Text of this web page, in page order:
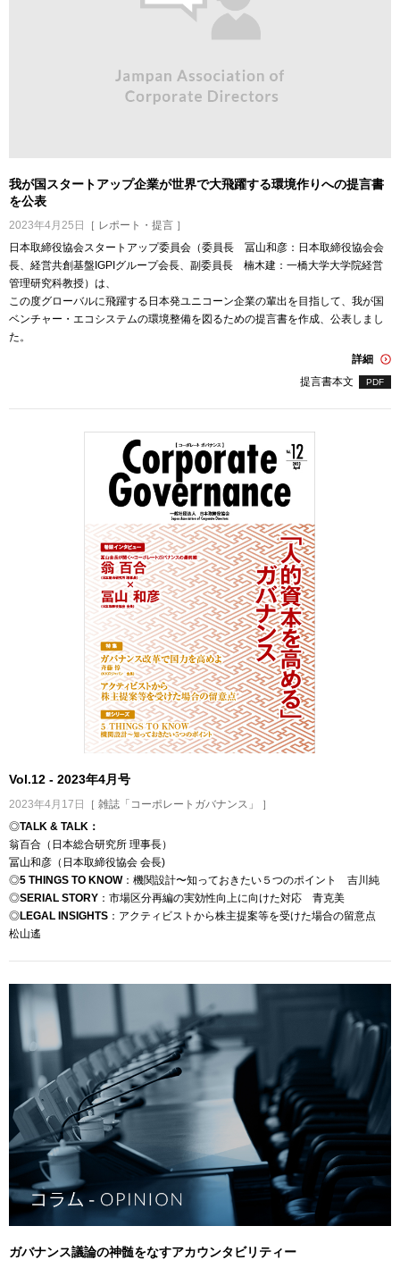
我が国スタートアップ企業が世界で大飛躍する環境作りへの提言書
を公表
2023年4月25日
［ レポート・提言 ］
日本取締役協会スタートアップ委員会（委員長 冨山和彦：日本取締役協会会
長、経営共創基盤IGPIグループ会長、副委員長 楠木建：一橋大学大学院経営
管理研究科教授）は、
この度グローバルに飛躍する日本発ユニコーン企業の輩出を目指して、我が国
ベンチャー・エコシステムの環境整備を図るための提言書を作成、公表しまし
た。
詳細
提言書本文
PDF
Vol.12 - 2023年4月号
2023年4月17日
［ 雑誌「コーポレートガバナンス」 ］
◎TALK & TALK：
翁百合（日本総合研究所 理事長）
冨山和彦（日本取締役協会 会長)
◎5 THINGS TO KNOW：機関設計〜知っておきたい５つのポイント 吉川純
◎SERIAL STORY ：市場区分再編の実効性向上に向けた対応 青克美
◎LEGAL INSIGHTS ：アクティビストから株主提案等を受けた場合の留意点
松山遙
ガバナンス議論の神髄をなすアカウンタビリティー